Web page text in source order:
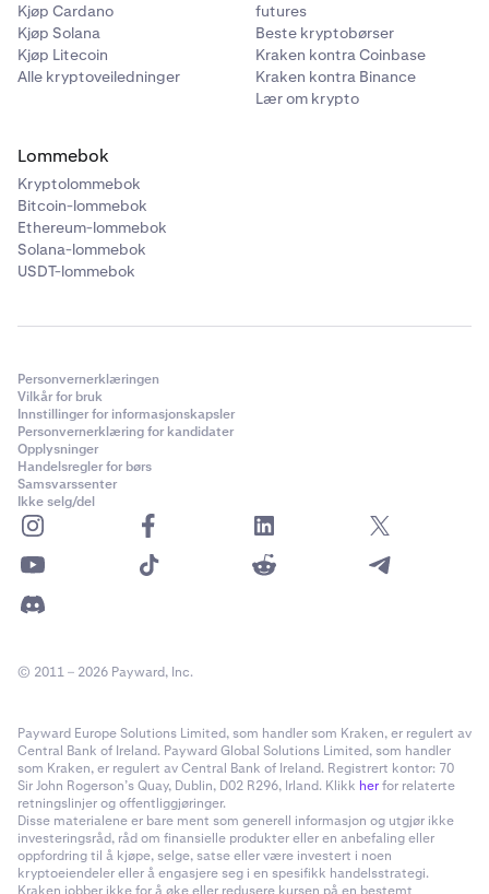
Kjøp Cardano
Kjøp Solana
Kjøp Litecoin
Alle kryptoveiledninger
futures
Beste kryptobørser
Kraken kontra Coinbase
Kraken kontra Binance
Lær om krypto
Lommebok
Kryptolommebok
Bitcoin-lommebok
Ethereum-lommebok
Solana-lommebok
USDT-lommebok
Personvernerklæringen
Vilkår for bruk
Innstillinger for informasjonskapsler
Personvernerklæring for kandidater
Opplysninger
Handelsregler for børs
Samsvarssenter
Ikke selg/del
© 2011 – 2026 Payward, Inc.
Payward Europe Solutions Limited, som handler som Kraken, er regulert av
Central Bank of Ireland. Payward Global Solutions Limited, som handler
som Kraken, er regulert av Central Bank of Ireland. Registrert kontor: 70
Sir John Rogerson’s Quay, Dublin, D02 R296, Irland. Klikk herfor relaterte
retningslinjer og offentliggjøringer.
Disse materialene er bare ment som generell informasjon og utgjør ikke
investeringsråd, råd om finansielle produkter eller en anbefaling eller
oppfordring til å kjøpe, selge, satse eller være investert i noen
kryptoeiendeler eller å engasjere seg i en spesifikk handelsstrategi.